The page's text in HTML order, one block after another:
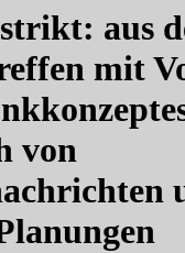
aus
mit
von